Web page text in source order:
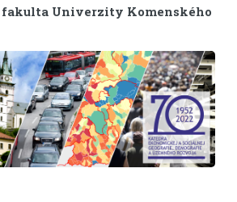
fakulta Univerzity Komenského